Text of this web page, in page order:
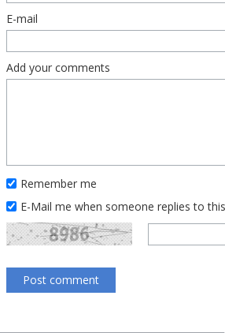
E-mail
Add your comments
Remember me
E-Mail me when someone replies to